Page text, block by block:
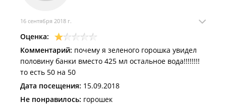
писать, с названием я помогу "Золотой телёнок
16 сентября 2018 г.
Оценка:
Комментарий: почему я зеленого горошка увидел
половину банки вместо 425 мл остальное вода!!!!!!!!
то есть 50 на 50
Дата посещения: 15.09.2018
Не понравилось: горошек